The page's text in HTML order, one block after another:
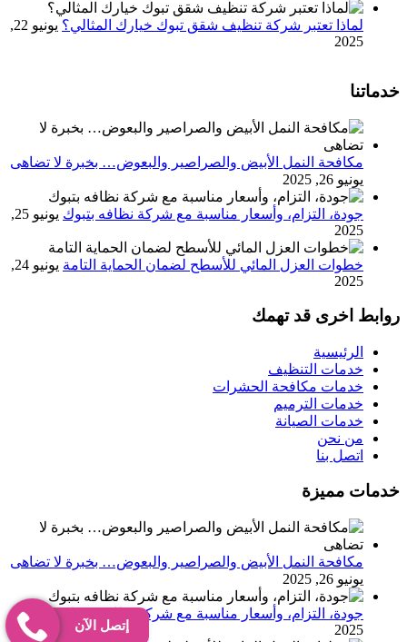
لماذا تعتبر شركة تنظيف شقق تبوك خيارك المثالي؟
يونيو 22,
2025
خدماتنا
مكافحة النمل الأبيض والصراصير والبعوض… بخبرة لا تضاهى
يونيو 26, 2025
جودة، التزام، وأسعار مناسبة مع شركة نظافه بتبوك
يونيو 25,
2025
خطوات العزل المائي للأسطح لضمان الحماية التامة
يونيو 24,
2025
روابط اخرى قد تهمك
الرئيسية
خدمات التنظيف
خدمات مكافحة الحشرات
خدمات الترميم
خدمات الصيانة
من نحن
اتصل بنا
خدمات مميزة
مكافحة النمل الأبيض والصراصير والبعوض… بخبرة لا تضاهى
يونيو 26, 2025
جودة، التزام، وأسعار مناسبة مع شركة نظافه بتبوك
يونيو 25,
2025
إتصل الآن